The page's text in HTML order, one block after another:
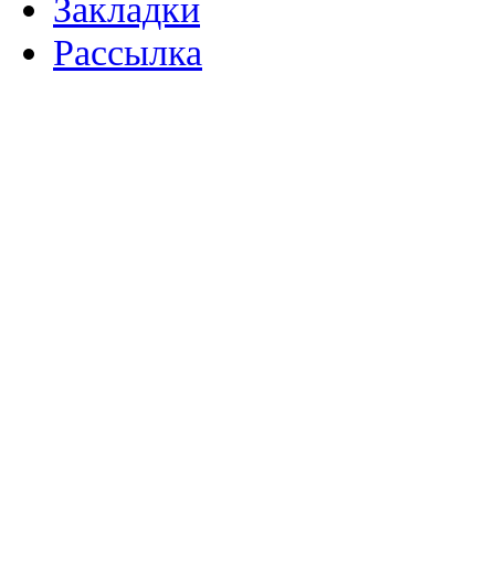
Закладки
Рассылка